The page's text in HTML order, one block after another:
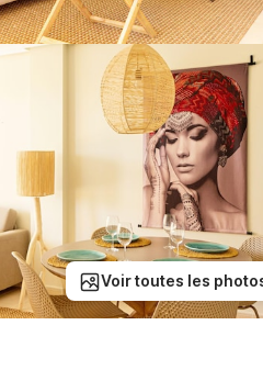
Voir toutes les